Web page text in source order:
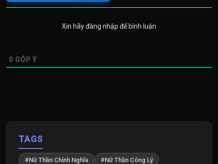
Xin hãy đăng nhập để bình luận
0 GÓP Ý
TAGS
#Nữ Thần Chính Nghĩa
#Nữ Thần Công Lý